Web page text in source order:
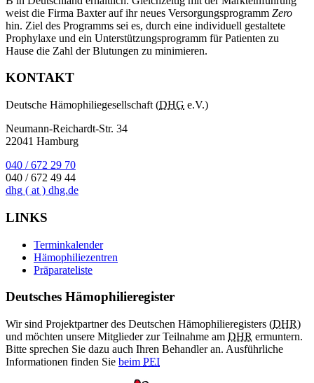
weist die Firma Baxter auf ihr neues Versorgungsprogramm Zero
hin. Ziel des Programms sei es, durch eine individuell gestaltete
Prophylaxe und ein Unterstützungsprogramm für Patienten zu
Hause die Zahl der Blutungen zu minimieren.
KONTAKT
Deutsche Hämophiliegesellschaft (DHG e.V.)
Neumann-Reichardt-Str. 34
22041 Hamburg
040 / 672 29 70
040 / 672 49 44
dhg ( at ) dhg.de
LINKS
Terminkalender
Hämophiliezentren
Präparateliste
Deutsches Hämophilieregister
Wir sind Projektpartner des Deutschen Hämophilieregisters (DHR)
und möchten unsere Mitglieder zur Teilnahme am DHR ermuntern.
Bitte sprechen Sie dazu auch Ihren Behandler an. Ausführliche
Informationen finden Sie beim PEI